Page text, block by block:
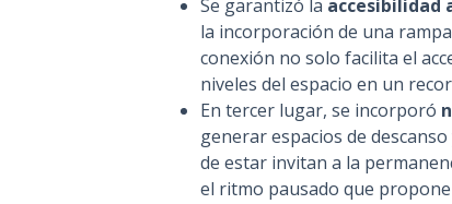
Se garantizó la accesibilidad
la incorporación de una
conexión no solo facilita el
niveles del espacio en un
En tercer lugar, se incorporó
generar espacios de
de estar invitan a la
el ritmo pausado que